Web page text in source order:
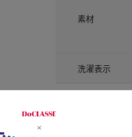
素材
洗濯表示
アイテム詳細